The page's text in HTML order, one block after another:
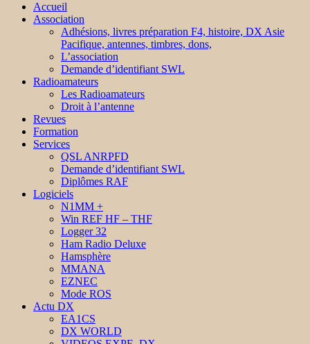
Accueil
Association
Adhésions, livres préparation F4, histoire, DX Asie
Pacifique, antennes, timbres, dons,
L’association
Demande d’identifiant SWL
Radioamateurs
Les Radioamateurs
Droit à l’antenne
Revues
Formation
Services
QSL ANRPFD
Demande d’identifiant SWL
Diplômes RAF
Logiciels
N1MM +
Win REF HF – THF
Logger 32
Ham Radio Deluxe
Hamsphère
MMANA
EZNEC
Mode ROS
Actu DX
EA1CS
DX WORLD